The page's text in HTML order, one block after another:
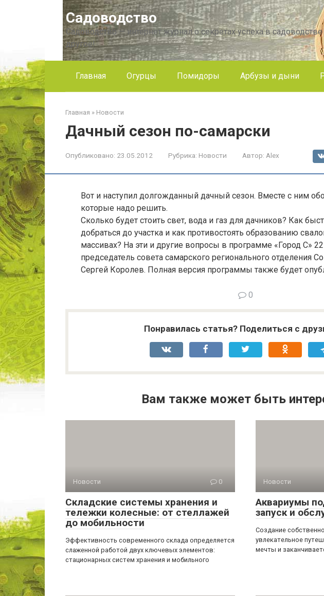
Садоводство
Садоводство — интернет журнал о секретах успеха в
другое!
Главная Огурцы Помидоры Арбузы и дыни
Главная » Новости
Дачный сезон по-самарски
Опубликовано: 23.05.2012 Рубрика: Новости Автор: Alex
Вот и наступил долгожданный дачный сезон. Вместе с ним
которые надо решить.
Сколько будет стоить свет, вода и газ для дачников? Как
добраться до участка и как противостоять образованию
массивах? На эти и другие вопросы в программе «Город С»
председатель совета самарского регионального отделения
Сергей Королев. Полная версия программы также будет
0
Понравилась статья? Поделиться с
Вам также может быть
Новости 0
Складские системы хранения и
тележки колесные: от стеллажей
до мобильности
Эффективность современного склада определяется
слаженной работой двух ключевых элементов:
стационарных систем хранения и мобильного
Новости
Аквариумы
запуск и
Создание
увлекательное
мечты и